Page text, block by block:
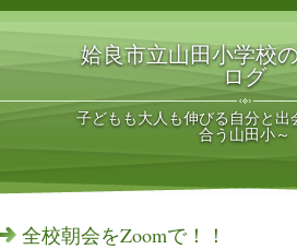
姶良市立山田小学校
ログ
子どもも大人も伸びる自分と出
合う山田小～
全校朝会をZoomで！！